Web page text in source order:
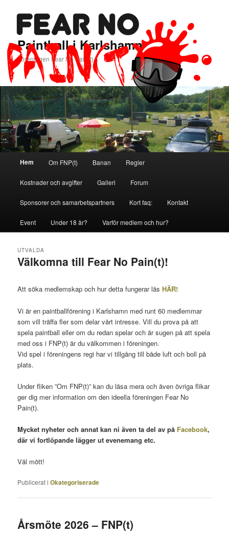
Paintball i Karlshamn
Föreningen Fear No Pain(t)
Huvudmeny
Hoppa
till
primärt
Hoppa
till
sekundärt
Hem Om FNP(t) Banan Regler
Kostnader och avgifter Galleri Forum
Sponsorer och samarbetspartners Kort faq: Kontakt
Event Under 18 år? Varför medlem och hur?
Välkomna till Fear No Pain(t)!
UTVALDA
Att söka medlemskap och hur detta fungerar läsHÄR!
Vi är en paintballförening i Karlshamn med runt 60 medlemmar
som vill träffa fler som delar vårt intresse. Vill du prova på att
spela paintball eller om du redan spelar och är sugen på att spela
med oss i FNP(t) är du välkommen i föreningen.
Vid spel i föreningens regi har vi tillgång till både luft och boll på
plats.
Under fliken ”Om FNP(t)” kan du läsa mera och även övriga flikar
ger dig mer information om den ideella föreningen Fear No
Pain(t).
Mycket nyheter och annat kan ni även ta del av på Facebook,
där vi fortlöpande lägger ut evenemang etc.
Väl mött!
Publicerat i Okategoriserade
Årsmöte 2026 – FNP(t)